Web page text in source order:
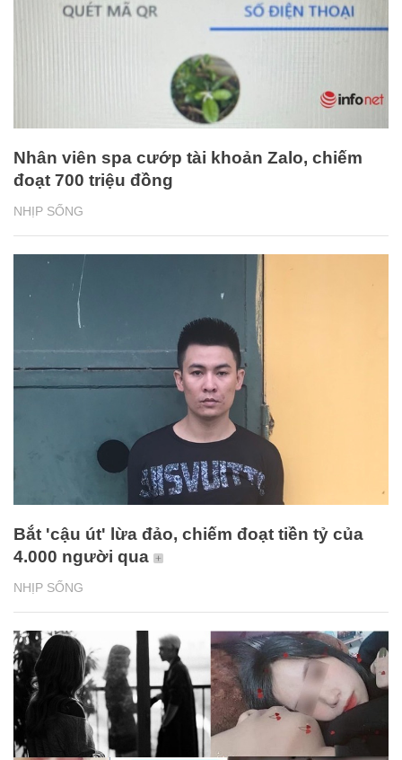
NHỊP SỐNG
Nhân viên spa cướp tài khoản Zalo, chiếm
đoạt 700 triệu đồng
NHỊP SỐNG
Bắt 'cậu út' lừa đảo, chiếm đoạt tiền tỷ của
4.000 người qua